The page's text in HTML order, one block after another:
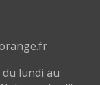
lundi au